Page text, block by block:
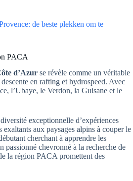
de beste plekken om te
PACA
d’Azur se révèle comme un véritable
en rafting et hydrospeed. Avec
l’Ubaye, le Verdon, la Guisane et le
exceptionnelle d’expériences
exaltants aux paysages alpins à couper le
cherchant à apprendre les
passionné chevronné à la recherche de
la région PACA promettent des